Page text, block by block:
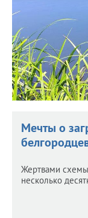
Мечты о
Жертвами схемы
несколько